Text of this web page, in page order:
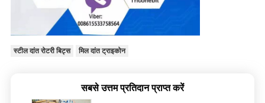
स्टील दांत रोटरी बिट्स मिल दांत ट्राइकोन
सबसे उत्तम प्रतिदान प्राप्त करें